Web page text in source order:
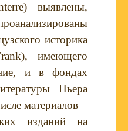
) выявлены,
историка
имеющего
и в фондах
Пьера
материалов –
изданий на